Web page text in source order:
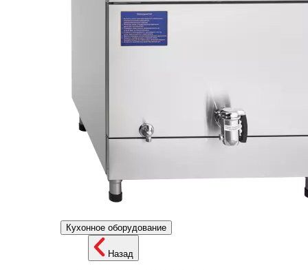
Кухонное оборудование
Назад